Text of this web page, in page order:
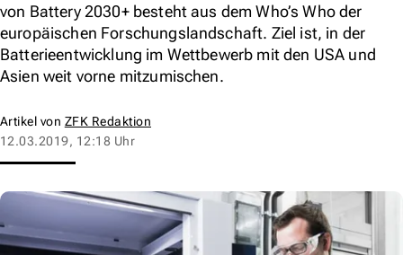
von Battery 2030+ besteht aus dem Who’s Who der
europäischen Forschungslandschaft. Ziel ist, in der
Batterieentwicklung im Wettbewerb mit den USA und
Asien weit vorne mitzumischen.
Artikel von ZFK Redaktion
12.03.2019, 12:18 Uhr